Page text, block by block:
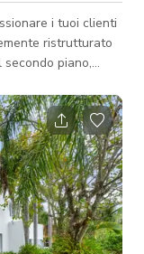
i tuoi clienti
ristrutturato
piano,
incontro. Vivi
per